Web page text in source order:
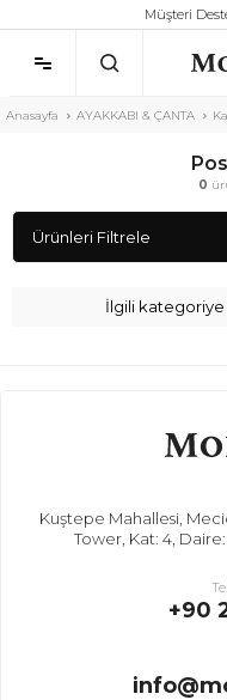
Müşteri
Anasayfa AYAKKABI & ÇANTA
0
Ürünleri Filtrele
İlgili kategoriye
Kuştepe Mahallesi,
Tower, Kat: 4, Daire:
+90